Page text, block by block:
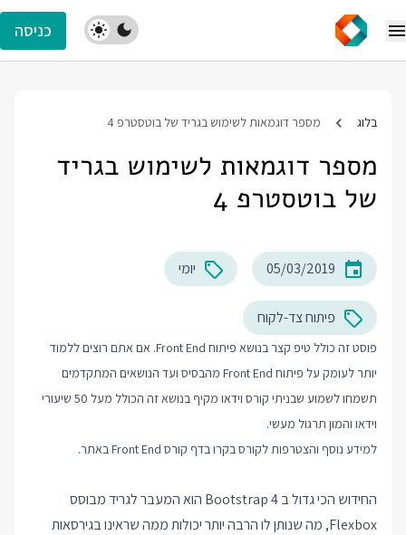
כניסה
בלוג מספר דוגמאות לשימוש בגריד של בוטסטרפ 4
מספר דוגמאות לשימוש בגריד
של בוטסטרפ 4
05/03/2019 יומי
פיתוח צד-לקוח
פוסט זה כולל טיפ קצר בנושא פיתוח Front End. אם אתם רוצים ללמוד
יותר לעומק על פיתוח Front End מהבסיס ועד הנושאים המתקדמים
תשמחו לשמוע שבניתי קורס וידאו מקיף בנושא זה הכולל מעל 50 שיעורי
וידאו והמון תרגול מעשי.
למידע נוסף והצטרפות לקורס בקרו בדף קורס Front End באתר.
החידוש הכי גדול ב Bootstrap 4 הוא המעבר לגריד מבוסס
Flexbox, מה שנותן לו הרבה יותר יכולות ממה שראינו בגירסאות